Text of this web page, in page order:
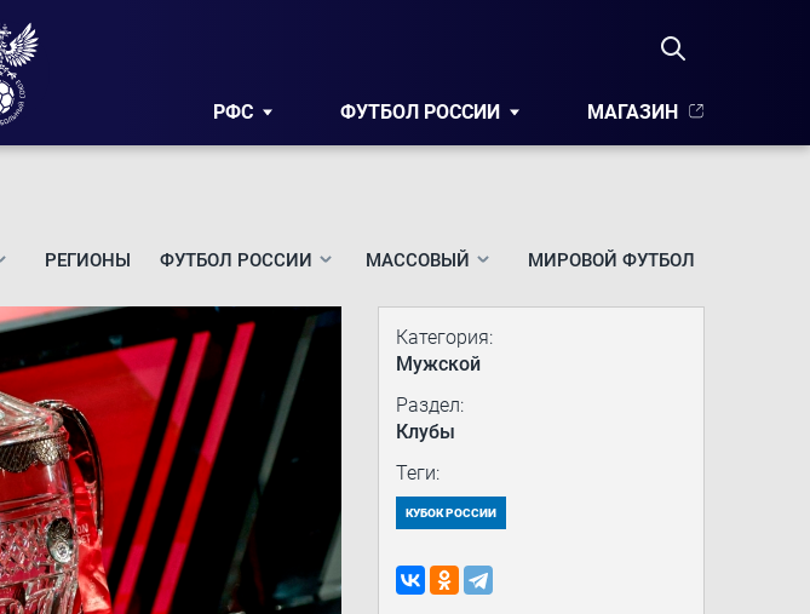
РФС ФУТБОЛ РОССИИ МАГАЗИН
РЕГИОНЫ ФУТБОЛ РОССИИ МАССОВЫЙ МИРОВОЙ ФУТБОЛ
Категория:
Мужской
Раздел:
Клубы
Теги:
КУБОК РОССИИ